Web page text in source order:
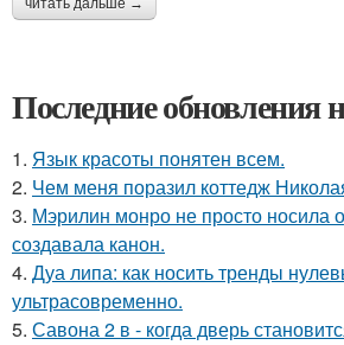
читать дальше →
Последние обновления
1. Язык красоты понятен всем.
2. Чем меня поразил коттедж
3. Мэрилин монро не просто носила
создавала канон.
4. Дуа липа: как носить тренды
ультрасовременно.
5. Савона 2 в - когда дверь